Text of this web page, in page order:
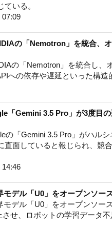
ている。
07:09
の「Nemotron」を統合、
の「Nemotron」を統合し
への依存や遅延といった構造
「Gemini 3.5 Pro」が3度目
の「Gemini 3.5 Pro」がハル
直面していると報じられ、競
14:46
モデル「U0」をオープンソ
モデル「U0」をオープンソー
せ、ロボットの学習データ不